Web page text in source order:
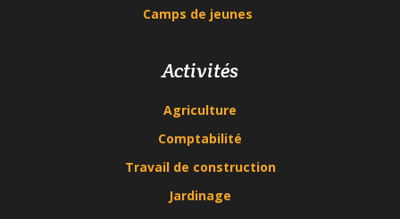
Camps de jeunes
Activités
Agriculture
Comptabilité
Travail de construction
Jardinage